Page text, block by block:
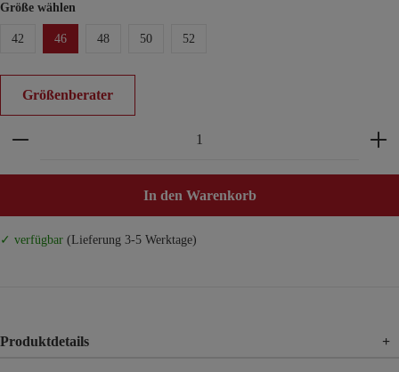
Größe wählen
42 46 48 50 52
Größenberater
Produkt Anzahl: Gib den gewünschten Wert ein
In den Warenkorb
✓ verfügbar (Lieferung 3-5 Werktage)
Produktdetails +